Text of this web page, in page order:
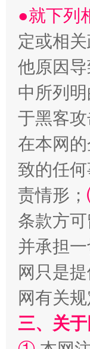
解纷+调解
站台名
●就下列
定或相
他原因导
中所列
于黑客
在本网
致的任何
责情形；
条款方
并承担
网只是
网有关
三、关于